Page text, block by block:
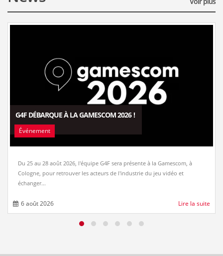
G4F DÉBARQUE À LA GAMESCOM 2026 !
Événement
Du 25 au 28 août 2026, l'équipe G4F sera présente à la Gamescom, à
Cologne, pour retrouver les acteurs de l'industrie du jeu vidéo et
échanger...
6 août 2026 Lire la suite